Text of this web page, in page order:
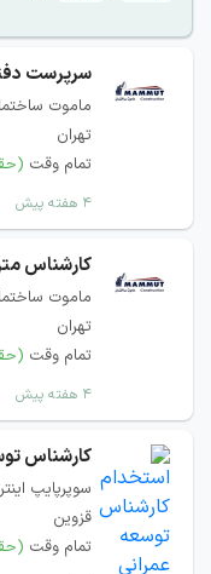
سرپرست
ماموت
تهران
تمام وقت
۴ هفته پیش
کارشناس
ماموت
تهران
تمام وقت
۴ هفته پیش
کارشناس
سوپرپایپ
قزوین
تمام وقت